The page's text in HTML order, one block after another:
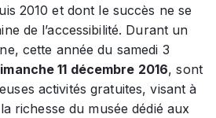
2010 et dont le succès ne se
de l’accessibilité. Durant un
cette année du samedi 3
11 décembre 2016, sont
activités gratuites, visant à
richesse du musée dédié aux